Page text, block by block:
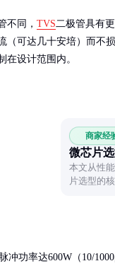
不同， TVS 二极管具有
（可达几十安培）而不
在设计范围内。
商家经
微芯片
本文从性
片选型的
冲功率达600W（10/